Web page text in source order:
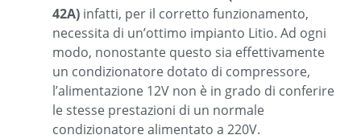
42A) infatti, per il corretto funzionamento,
necessita di un’ottimo impianto Litio. Ad ogni
modo, nonostante questo sia effettivamente
un condizionatore dotato di compressore,
l’alimentazione 12V non è in grado di conferire
le stesse prestazioni di un normale
condizionatore alimentato a 220V.